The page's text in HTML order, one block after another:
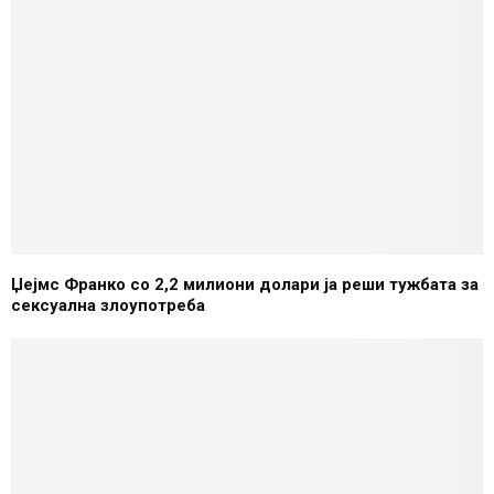
Џејмс Франко со 2,2 милиони долари ја реши тужбата за
сексуална злоупотреба